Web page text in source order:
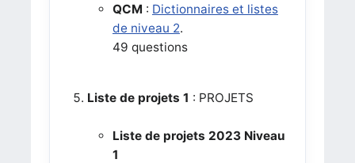
QCM : Dictionnaires et listes
de niveau 2.
49 questions
Liste de projets 1 : PROJETS
Liste de projets 2023 Niveau
1